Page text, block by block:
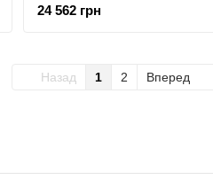
24 562 грн
Назад 1 2 Вперед